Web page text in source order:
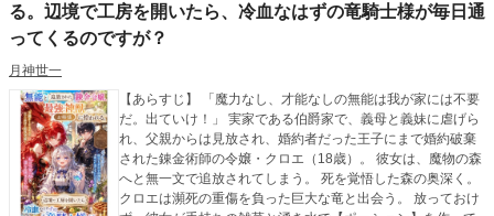
る。辺境で工房を開いたら、冷血なはずの竜騎士様が毎日通
ってくるのですが？
月神世一
​【あらすじ】 「魔力なし、才能なしの無能は我が家には不要
だ。出ていけ！」 実家である伯爵家で、義母と義妹に虐げら
れ、父親からは見放され、婚約者だった王子にまで婚約破棄
された錬金術師の令嬢・クロエ（18歳）。 彼女は、魔物の森
へと無一文で追放されてしまう。 ​死を覚悟した森の奥深く。
クロエは瀕死の重傷を負った巨大な竜と出会う。 放っておけ